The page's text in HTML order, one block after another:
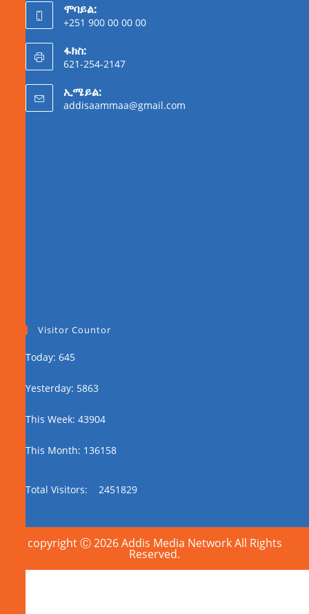
ሞባይል:
+251 900 00 00 00
ፋክስ:
621-254-2147
ኢሜይል:
addisaammaa@gmail.com
Visitor Countor
Today: 645
Yesterday: 5863
This Week: 43904
This Month: 136158
Total Visitors: 2451829
copyright Ⓒ 2026 Addis Media Network All Rights
Reserved.